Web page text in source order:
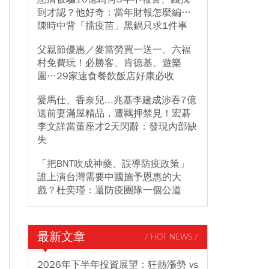
到才認？他好奇：當年財報怎麼編…
陳時中背「擋疫苗」黑鍋只求1件事
父親節優惠／麥當勞買一送一、六福
村免費玩！必勝客、肯德基、遊樂
園…29家速食餐飲飯店好康必收
愛馬仕、香奈兒...兆基李建成涉吞7億
送前妻滿屋精品，遭羈押禁見！宏碁
李文詳當董座才2天閃辭：發現內部缺
失
「把BNT吹成神藥、誤導防疫政策」
誰上演台灣需要中國施予恩惠的大
戲？杜奕瑾：還防疫團隊一個公道
最新文章 / HOT NEWS /
2026年下半年投資展望：狂熱漲勢 vs